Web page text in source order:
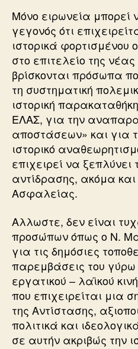
Μόνο ειρωνεία μπορεί
γεγονός ότι
ιστορικά
στο επιτελείο της
βρίσκονται πρόσωπα
τη συστηματική
ιστορική
ΕΛΑΣ, για την
αποστάσεων» και για
ιστορικό
επιχειρεί να
αντίδρασης, ακόμα
Ασφαλείας.
Αλλωστε, δεν είναι
προσώπων όπως ο Ν.
για τις δημόσιες
παρεμβάσεις του γύρω
εργατικού – λαϊκού
που επιχειρείται μια
της Αντίστασης,
πολιτικά και
σε αυτήν ακριβώς την